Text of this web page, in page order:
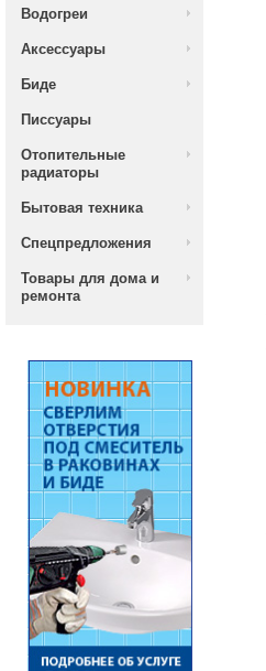
Водогреи
Аксессуары
Биде
Писсуары
Отопительные
радиаторы
Бытовая техника
Спецпредложения
Товары для дома и
ремонта